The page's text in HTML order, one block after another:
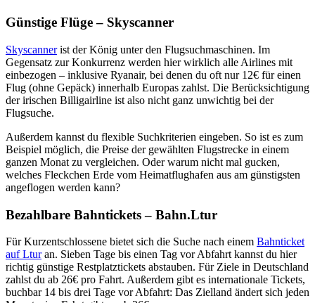
Günstige Flüge – Skyscanner
Skyscannerist der König unter den Flugsuchmaschinen. Im
Gegensatz zur Konkurrenz werden hier wirklich alle Airlines mit
einbezogen – inklusive Ryanair, bei denen du oft nur 12€ für einen
Flug (ohne Gepäck) innerhalb Europas zahlst. Die Berücksichtigung
der irischen Billigairline ist also nicht ganz unwichtig bei der
Flugsuche.
Außerdem kannst du flexible Suchkriterien eingeben. So ist es zum
Beispiel möglich, die Preise der gewählten Flugstrecke in einem
ganzen Monat zu vergleichen. Oder warum nicht mal gucken,
welches Fleckchen Erde vom Heimatflughafen aus am günstigsten
angeflogen werden kann?
Bezahlbare Bahntickets – Bahn.Ltur
Für Kurzentschlossene bietet sich die Suche nach einem Bahnticket
auf Lturan. Sieben Tage bis einen Tag vor Abfahrt kannst du hier
richtig günstige Restplatztickets abstauben. Für Ziele in Deutschland
zahlst du ab 26€ pro Fahrt. Außerdem gibt es internationale Tickets,
buchbar 14 bis drei Tage vor Abfahrt: Das Zielland ändert sich jeden